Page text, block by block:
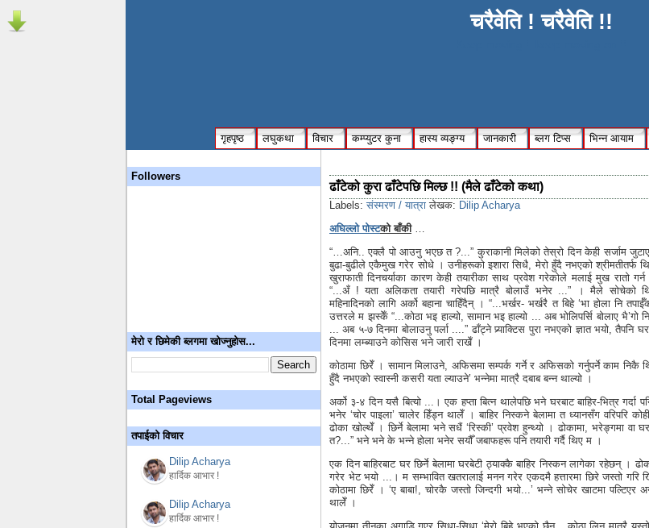
चरैवेति ! चरैवेति !!
गृहपृष्ठ लघुकथा विचार कम्प्युटर कुना हास्य व्यङ्ग्य जानकारी ब्लग टिप्स भिन्न आयाम
Followers
मेरो र छिमेकी ब्लगमा खोज्नुहोस...
Total Pageviews
तपाईको विचार
Dilip Acharya
हार्दिक आभार !
Dilip Acharya
हार्दिक आभार !
ढाँटेको कुरा ढाँटेपछि मिल्छ !! (मैले ढाँटेको कथा)
Labels:संस्मरण / यात्रा लेखक: Dilip Acharya
अघिल्लो पोस्टको बाँकी…
“…अनि.. एक्लै पो आउनु भएछ त ?...” कुराकानी मिलेको तेस्रो दिन केही सर्जाम जुटाएर
बुढा-बुढीले एकैमुख गरेर सोधे । उनीहरूको इशारा सिधै, मेरो हुँदै नभएको श्रीमतीतर्फ
खुराफाती दिनचर्याका कारण केही तयारीका साथ प्रवेश गरेकोले मलाई मुख रातो
“...अँ ! यता अलिकता तयारी गरेपछि मात्रै बोलाउँ भनेर ...” । मैले सोचेको
महिनादिनको लागि अर्को बहाना चाहिँदैन् । “...भर्खर- भर्खरै त बिहे ‘भा होला नि
उत्तरले म झस्केँ “...कोठा भइ हाल्यो, सामान भइ हाल्यो ... अब भोलिपर्सि बोलाए भै’गो
... अब ५-७ दिनमा बोलाउनु पर्ला ....” ढाँट्ने प्र्याक्टिस पुरा नभएको ज्ञात भयो, तैपनि
दिनमा लम्ब्याउने कोसिस भने जारी राखेँ ।
कोठामा छिरेँ । सामान मिलाउने, अफिसमा सम्पर्क गर्ने र अफिसको गर्नुपर्ने काम निकै
हुँदै नभएको स्वास्नी कसरी यता ल्याउने’ भन्नेमा मात्रै दबाब बन्न थाल्यो ।
अर्को ३-४ दिन यसै बित्यो ...। एक हप्ता बित्न थालेपछि भने घरबाट बाहिर-भित्र गर्दा
भनेर ‘चोर पाइला’ चालेर हिँड्न थालेँ । बाहिर निस्कने बेलामा त ध्यानसँग वरिपरि
ढोका खोल्थेँ । छिर्ने बेलामा भने सधैं ‘रिस्की’ प्रवेश हुन्थ्यो । ढोकामा, भरेङ्गमा वा
त?...” भने भने के भन्ने होला भनेर सयौँ जबाफहरू पनि तयारी गर्दै थिए म ।
एक दिन बाहिरबाट घर छिर्ने बेलामा घरबेटी ठ्याक्कै बाहिर निस्कन लागेका रहेछन् ।
गरेर भेट भयो ...। म सम्भावित खतरालाई मनन गरेर एकदमै हत्तारमा छिरे जस्तो गरि
कोठामा छिरेँ । ‘ए बाबा!, चोरकै जस्तो जिन्दगी भयो...’ भन्ने सोचेर खाटमा पल्टिएर
थालेँ ।